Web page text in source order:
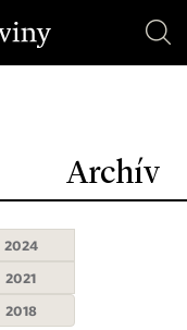
Archív
2024
2021
2018